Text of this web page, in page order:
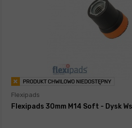
Flexipads
Flexipads 30mm M14 Soft - Dysk